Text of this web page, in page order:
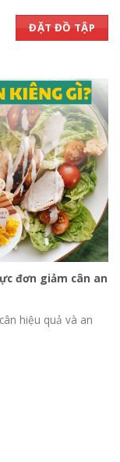
ĐẶT ĐỒ TẬP
đơn giảm cân an
hiệu quả và an